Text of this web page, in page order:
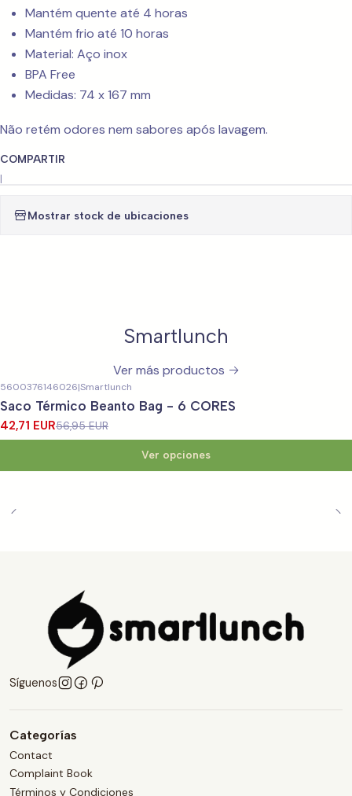
Mantém quente até 4 horas
Mantém frio até 10 horas
Material: Aço inox
BPA Free
Medidas: 74 x 167 mm
Não retém odores nem sabores após lavagem.
COMPARTIR
|
Mostrar stock de ubicaciones
Smartlunch
Ver más productos
5600376146026|Smartlunch
Saco Térmico Beanto Bag - 6 CORES
42,71 EUR56,95 EUR
Ver opciones
Síguenos
Categorías
Contact
Complaint Book
Términos y Condiciones